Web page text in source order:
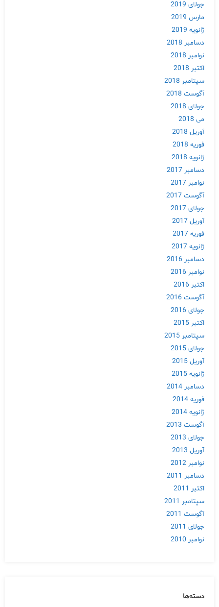
جولای 2019
مارس 2019
ژانویه 2019
دسامبر 2018
نوامبر 2018
اکتبر 2018
سپتامبر 2018
آگوست 2018
جولای 2018
می 2018
آوریل 2018
فوریه 2018
ژانویه 2018
دسامبر 2017
نوامبر 2017
آگوست 2017
جولای 2017
آوریل 2017
فوریه 2017
ژانویه 2017
دسامبر 2016
نوامبر 2016
اکتبر 2016
آگوست 2016
جولای 2016
اکتبر 2015
سپتامبر 2015
جولای 2015
آوریل 2015
ژانویه 2015
دسامبر 2014
فوریه 2014
ژانویه 2014
آگوست 2013
جولای 2013
آوریل 2013
نوامبر 2012
دسامبر 2011
اکتبر 2011
سپتامبر 2011
آگوست 2011
جولای 2011
نوامبر 2010
دسته‌ها